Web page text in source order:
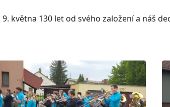
května 130 let od svého založení a náš